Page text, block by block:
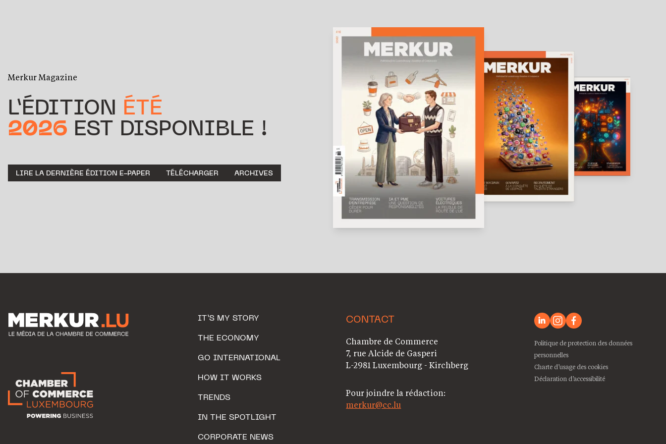
Merkur Magazine
L’ÉDITION ÉTÉ
2026 EST DISPONIBLE !
LIRE LA DERNIÈRE ÉDITION E-PAPER TÉLÉCHARGER ARCHIVES
IT’S MY STORY
THE ECONOMY
GO INTERNATIONAL
HOW IT WORKS
TRENDS
IN THE SPOTLIGHT
CORPORATE NEWS
CONTACT
Chambre de Commerce
7, rue Alcide de Gasperi
L-2981 Luxembourg - Kirchberg
Pour joindre la rédaction:
merkur@cc.lu
Politique de protection des données
personnelles
Charte d’usage des cookies
Déclaration d’accessibilité